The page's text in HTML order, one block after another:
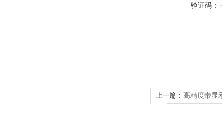
验证码：
上一篇： 高精度带显